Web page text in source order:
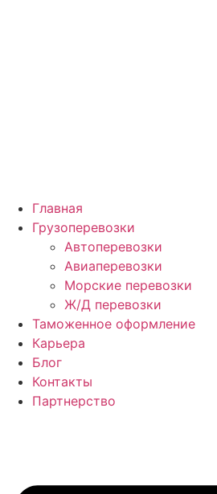
Главная
Грузоперевозки
Автоперевозки
Авиаперевозки
Морские перевозки
Ж/Д перевозки
Таможенное оформление
Карьера
Блог
Контакты
Партнерство